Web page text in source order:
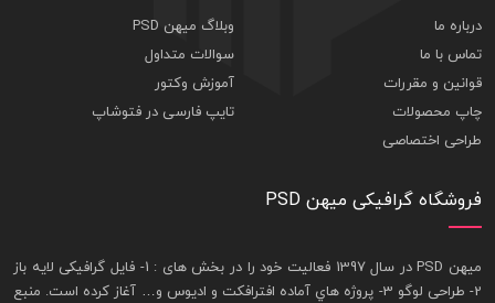
درباره ما
تماس با ما
قوانین و مقررات
چاپ محصولات
طراحی اختصاصی
وبلاگ میهن PSD
سوالات متداول
آموزش وکتور
تایپ فارسی در فتوشاپ
فروشگاه گرافیکی میهن PSD
ميهن PSD در سال 1397 فعاليت خود را در بخش های : 1-
فايل گرافيکی لايه باز
2- طراحی لوگو 3- پروژه هاي آماده افترافکت و اديوس و… آغاز کرده است. منبع